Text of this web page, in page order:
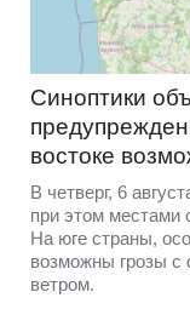
Синоптики
востоке
В четверг, 6
при этом местами
На юге страны,
возможны грозы
ветром.